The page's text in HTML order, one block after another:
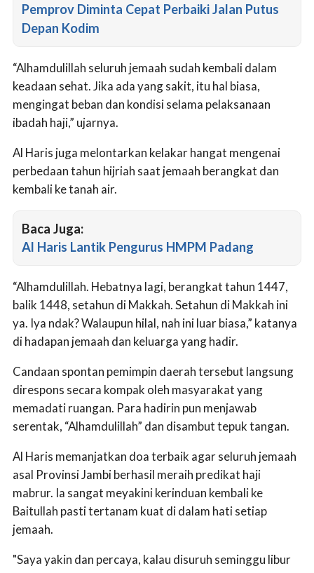
Pemprov Diminta Cepat Perbaiki Jalan Putus
Depan Kodim
“Alhamdulillah seluruh jemaah sudah kembali dalam
keadaan sehat. Jika ada yang sakit, itu hal biasa,
mengingat beban dan kondisi selama pelaksanaan
ibadah haji,” ujarnya.
Al Haris juga melontarkan kelakar hangat mengenai
perbedaan tahun hijriah saat jemaah berangkat dan
kembali ke tanah air.
Baca Juga:
Al Haris Lantik Pengurus HMPM Padang
“Alhamdulillah. Hebatnya lagi, berangkat tahun 1447,
balik 1448, setahun di Makkah. Setahun di Makkah ini
ya. Iya ndak? Walaupun hilal, nah ini luar biasa,” katanya
di hadapan jemaah dan keluarga yang hadir.
Candaan spontan pemimpin daerah tersebut langsung
direspons secara kompak oleh masyarakat yang
memadati ruangan. Para hadirin pun menjawab
serentak, “Alhamdulillah” dan disambut tepuk tangan.
Al Haris memanjatkan doa terbaik agar seluruh jemaah
asal Provinsi Jambi berhasil meraih predikat haji
mabrur. Ia sangat meyakini kerinduan kembali ke
Baitullah pasti tertanam kuat di dalam hati setiap
jemaah.
"Saya yakin dan percaya, kalau disuruh seminggu libur